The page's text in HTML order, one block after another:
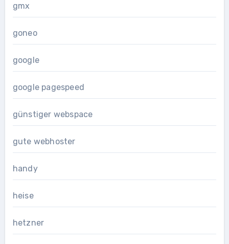
gmx
goneo
google
google pagespeed
günstiger webspace
gute webhoster
handy
heise
hetzner